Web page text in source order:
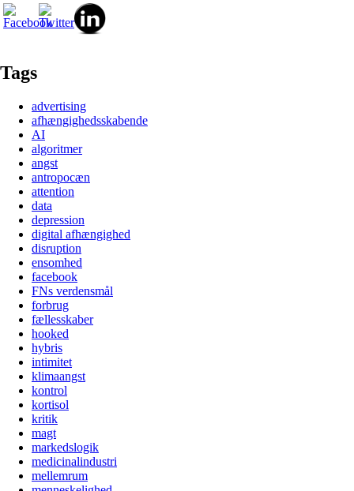
Tags
advertising
afhængighedsskabende
AI
algoritmer
angst
antropocæn
attention
data
depression
digital afhængighed
disruption
ensomhed
facebook
FNs verdensmål
forbrug
fællesskaber
hooked
hybris
intimitet
klimaangst
kontrol
kortisol
kritik
magt
markedslogik
medicinalindustri
mellemrum